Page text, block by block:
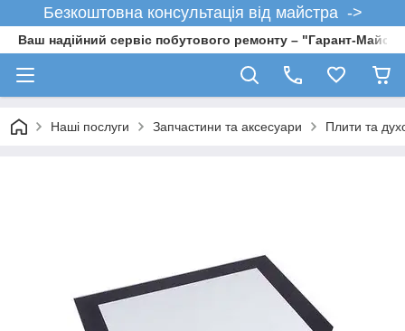
Безкоштовна консультація від майстра ->
Ваш надійний сервіс побутового ремонту – "Гарант-
Наші послуги Запчастини та аксесуари Плити та